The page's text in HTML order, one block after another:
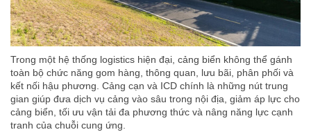
Trong một hệ thống logistics hiện đại, cảng biển không thể gánh
toàn bộ chức năng gom hàng, thông quan, lưu bãi, phân phối và
kết nối hậu phương. Cảng cạn và ICD chính là những nút trung
gian giúp đưa dịch vụ cảng vào sâu trong nội địa, giảm áp lực cho
cảng biển, tối ưu vận tải đa phương thức và nâng năng lực cạnh
tranh của chuỗi cung ứng.